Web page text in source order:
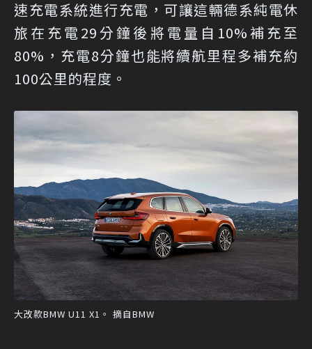
速充電系統進行充電，可讓這輛德系純電休
旅在充電29分鐘後將電量自10%補充至
80%，充電8分鐘也能將續航里程多補充約
100公里的程度。
大改款BMW U11 X1。 摘自BMW